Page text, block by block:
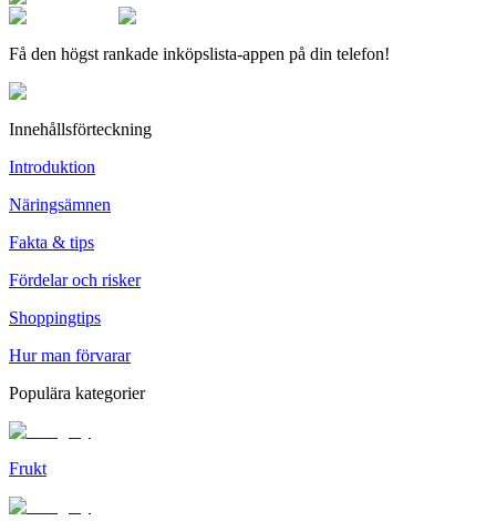
Få den högst rankade inköpslista-appen på din telefon!
Innehållsförteckning
Introduktion
Näringsämnen
Fakta & tips
Fördelar och risker
Shoppingtips
Hur man förvarar
Populära kategorier
Frukt